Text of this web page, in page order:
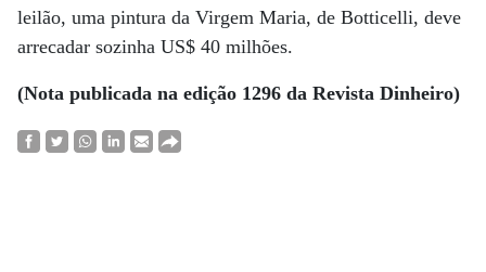
leilão, uma pintura da Virgem Maria, de Botticelli, deve
arrecadar sozinha US$ 40 milhões.
(Nota publicada na edição 1296 da Revista Dinheiro)